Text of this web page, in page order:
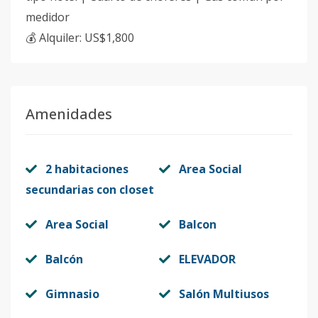
medidor
💰 Alquiler: US$1,800
Amenidades
2 habitaciones
secundarias con closet
Area Social
Area Social Balcon
Balcón ELEVADOR
Gimnasio Salón Multiusos